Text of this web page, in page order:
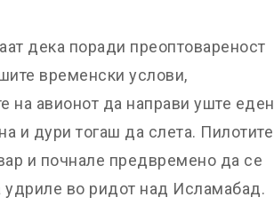
дека поради преоптовареност
временски услови,
на авионот да направи уште еден
и дури тогаш да слета. Пилотите
и почнале предвремено да се
удриле во ридот над Исламабад.